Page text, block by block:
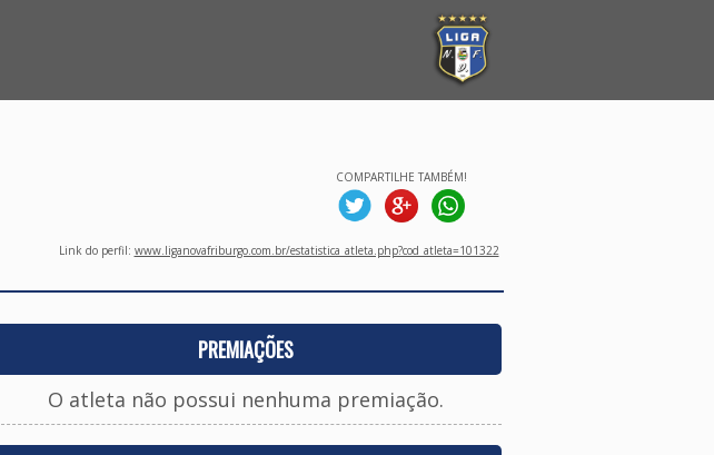
COMPARTILHE TAMBÉM!
Link do perfil: www.liganovafriburgo.com.br/estatistica_atleta.php?cod_atleta=101322
PREMIAÇÕES
O atleta não possui nenhuma premiação.